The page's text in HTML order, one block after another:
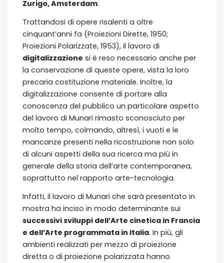
Zurigo, Amsterdam.
Trattandosi di opere risalenti a oltre
cinquant’anni fa (Proiezioni Dirette, 1950;
Proiezioni Polarizzate, 1953), il lavoro di
digitalizzazione si è reso necessario anche per
la conservazione di queste opere, vista la loro
precaria costituzione materiale. Inoltre, la
digitalizzazione consente di portare alla
conoscenza del pubblico un particolare aspetto
del lavoro di Munari rimasto sconosciuto per
molto tempo, colmando, altresì, i vuoti e le
mancanze presenti nella ricostruzione non solo
di alcuni aspetti della sua ricerca ma più in
generale della storia dell’arte contemporanea,
soprattutto nel rapporto arte-tecnologia.
Infatti, il lavoro di Munari che sarà presentato in
mostra ha inciso in modo determinante sui
successivi sviluppi dell’Arte cinetica in Francia
e dell’Arte programmata in Italia. In più, gli
ambienti realizzati per mezzo di proiezione
diretta o di proiezione polarizzata hanno